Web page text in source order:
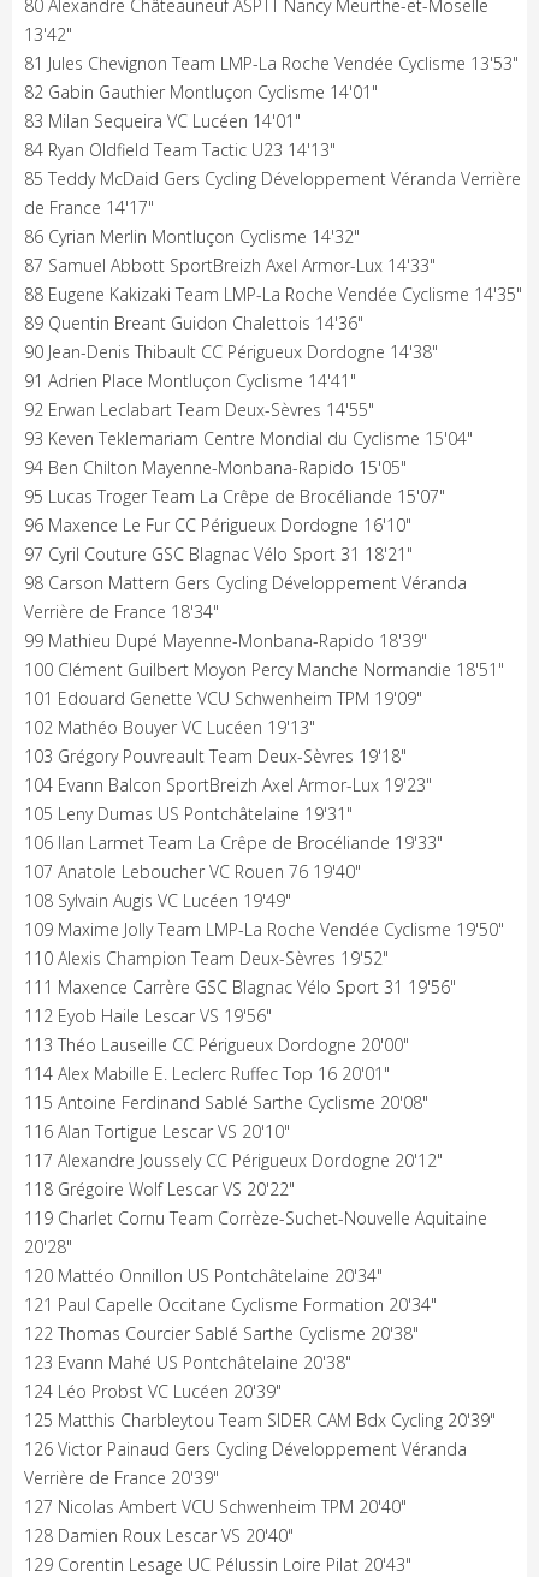
80 Alexandre Châteauneuf ASPTT Nancy Meurthe-et-Moselle
13'42"
81 Jules Chevignon Team LMP-La Roche Vendée Cyclisme 13'53"
82 Gabin Gauthier Montluçon Cyclisme 14'01"
83 Milan Sequeira VC Lucéen 14'01"
84 Ryan Oldfield Team Tactic U23 14'13"
85 Teddy McDaid Gers Cycling Développement Véranda Verrière
de France 14'17"
86 Cyrian Merlin Montluçon Cyclisme 14'32"
87 Samuel Abbott SportBreizh Axel Armor-Lux 14'33"
88 Eugene Kakizaki Team LMP-La Roche Vendée Cyclisme 14'35"
89 Quentin Breant Guidon Chalettois 14'36"
90 Jean-Denis Thibault CC Périgueux Dordogne 14'38"
91 Adrien Place Montluçon Cyclisme 14'41"
92 Erwan Leclabart Team Deux-Sèvres 14'55"
93 Keven Teklemariam Centre Mondial du Cyclisme 15'04"
94 Ben Chilton Mayenne-Monbana-Rapido 15'05"
95 Lucas Troger Team La Crêpe de Brocéliande 15'07"
96 Maxence Le Fur CC Périgueux Dordogne 16'10"
97 Cyril Couture GSC Blagnac Vélo Sport 31 18'21"
98 Carson Mattern Gers Cycling Développement Véranda
Verrière de France 18'34"
99 Mathieu Dupé Mayenne-Monbana-Rapido 18'39"
100 Clément Guilbert Moyon Percy Manche Normandie 18'51"
101 Edouard Genette VCU Schwenheim TPM 19'09"
102 Mathéo Bouyer VC Lucéen 19'13"
103 Grégory Pouvreault Team Deux-Sèvres 19'18"
104 Evann Balcon SportBreizh Axel Armor-Lux 19'23"
105 Leny Dumas US Pontchâtelaine 19'31"
106 Ilan Larmet Team La Crêpe de Brocéliande 19'33"
107 Anatole Leboucher VC Rouen 76 19'40"
108 Sylvain Augis VC Lucéen 19'49"
109 Maxime Jolly Team LMP-La Roche Vendée Cyclisme 19'50"
110 Alexis Champion Team Deux-Sèvres 19'52"
111 Maxence Carrère GSC Blagnac Vélo Sport 31 19'56"
112 Eyob Haile Lescar VS 19'56"
113 Théo Lauseille CC Périgueux Dordogne 20'00"
114 Alex Mabille E. Leclerc Ruffec Top 16 20'01"
115 Antoine Ferdinand Sablé Sarthe Cyclisme 20'08"
116 Alan Tortigue Lescar VS 20'10"
117 Alexandre Joussely CC Périgueux Dordogne 20'12"
118 Grégoire Wolf Lescar VS 20'22"
119 Charlet Cornu Team Corrèze-Suchet-Nouvelle Aquitaine
20'28"
120 Mattéo Onnillon US Pontchâtelaine 20'34"
121 Paul Capelle Occitane Cyclisme Formation 20'34"
122 Thomas Courcier Sablé Sarthe Cyclisme 20'38"
123 Evann Mahé US Pontchâtelaine 20'38"
124 Léo Probst VC Lucéen 20'39"
125 Matthis Charbleytou Team SIDER CAM Bdx Cycling 20'39"
126 Victor Painaud Gers Cycling Développement Véranda
Verrière de France 20'39"
127 Nicolas Ambert VCU Schwenheim TPM 20'40"
128 Damien Roux Lescar VS 20'40"
129 Corentin Lesage UC Pélussin Loire Pilat 20'43"